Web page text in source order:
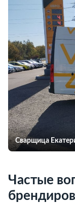
Сварщица
Частые